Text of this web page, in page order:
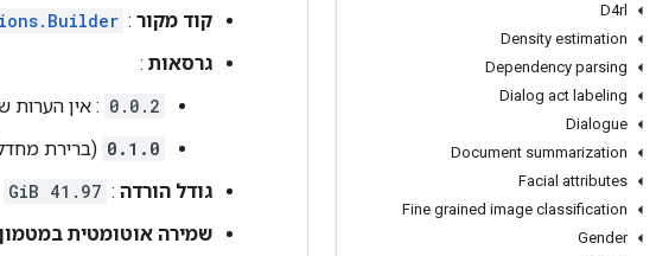
D4rl
Density estimation
Dependency parsing
Dialog act labeling
Dialogue
Document summarization
Facial attributes
Fine grained image classification
Gender
קוד מקור :
גרסאות :
0.0.2 : אין הערות
0.1.0 (ברירת
גודל הורדה :
41.97 GiB
שמירה אוטומטית